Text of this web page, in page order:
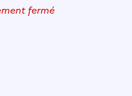
fermé